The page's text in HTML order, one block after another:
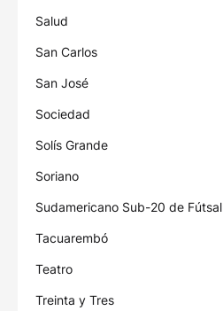
Salud
San Carlos
San José
Sociedad
Solís Grande
Soriano
Sudamericano Sub-20 de Fútsal
Tacuarembó
Teatro
Treinta y Tres